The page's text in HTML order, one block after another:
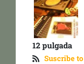
12 pulgada
Suscribe